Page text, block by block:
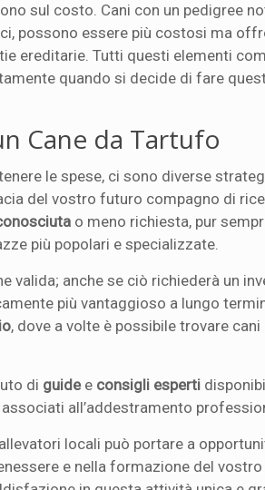
sul costo. Cani con un pedigree
possono essere più costosi ma
ereditarie. Tutti questi elementi
quando si decide di fare
Cane da Tartufo
le spese, ci sono diverse
del vostro futuro compagno di
o meno richiesta, pur
più popolari e specializzate.
valida; anche se ciò richiederà un
più vantaggioso a lungo
, dove a volte è possibile trovare cani
di guidee consigli esperti
all’addestramento
locali può portare a
e nella formazione del